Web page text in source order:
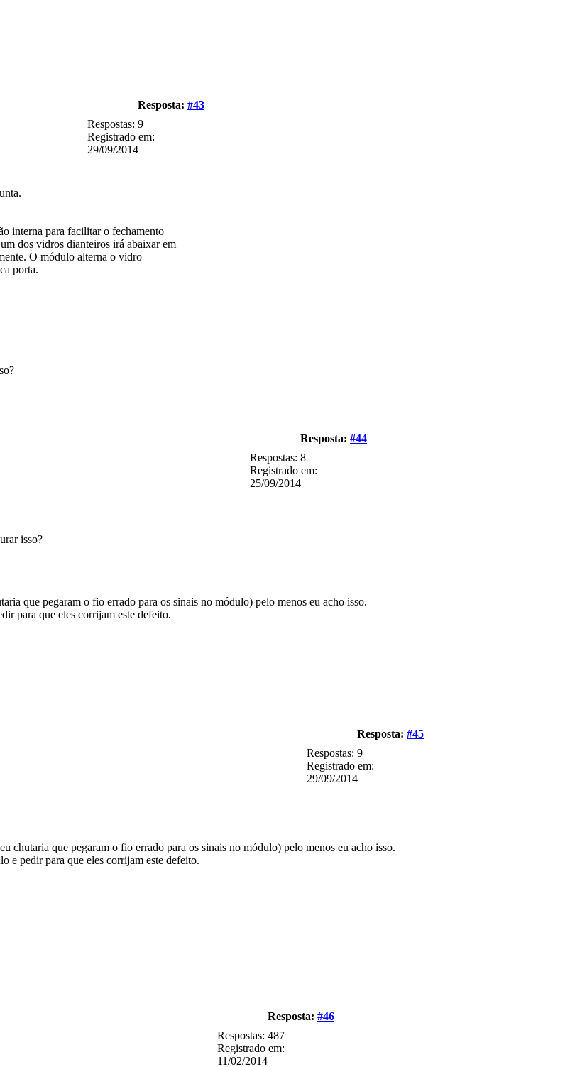
Resposta: #43
Respostas: 9
Registrado em:
29/09/2014
interna para facilitar o fechamento
dos vidros dianteiros irá abaixar em
O módulo alterna o vidro
porta.
Resposta: #44
Respostas: 8
Registrado em:
25/09/2014
isso?
que pegaram o fio errado para os sinais no módulo) pelo menos eu acho isso.
para que eles corrijam este defeito.
Resposta: #45
Respostas: 9
Registrado em:
29/09/2014
chutaria que pegaram o fio errado para os sinais no módulo) pelo menos eu acho isso.
e pedir para que eles corrijam este defeito.
Resposta: #46
Respostas: 487
Registrado em:
11/02/2014